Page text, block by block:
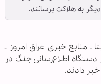
ـ منابع خبری عراق امروز ـ
اطلاع‌رسانی جنگ در
دادند.